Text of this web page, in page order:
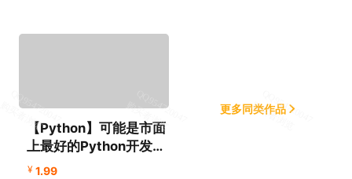
【Python】可能是市面
上最好的Python开发视
屏教程
¥ 1.99
更多同类作品